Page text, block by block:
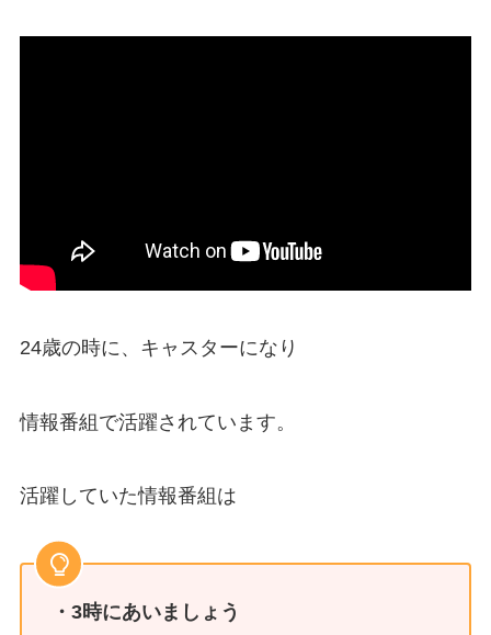
24歳の時に、キャスターになり
情報番組で活躍されています。
活躍していた情報番組は
・3時にあいましょう